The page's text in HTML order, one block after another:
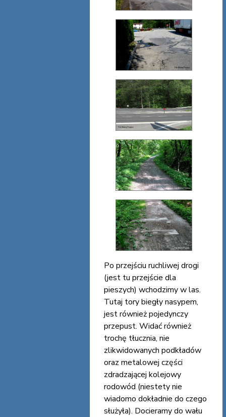
Po przejściu ruchliwej drogi
(jest tu przejście dla
pieszych) wchodzimy w las.
Tutaj tory biegły nasypem,
jest również pojedynczy
przepust. Widać również
trochę tłucznia, nie
zlikwidowanych podkładów
oraz metalowej części
zdradzającej kolejowy
rodowód (niestety nie
wiadomo dokładnie do czego
służyła). Docieramy do wału